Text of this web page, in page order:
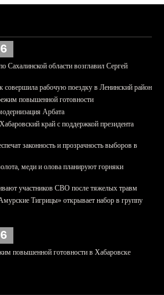
Сахалинской области возглавил Сергей
рабочую поездку в Ленинский район
повышенной готовности
Арбата
край с поддержкой президента
законность и прозрачность выборов в
меди и олова планируют горняки
участников СВО после тяжелых травм
Тигрицы» открывает набор в группу
повышенной готовности в Хабаровске